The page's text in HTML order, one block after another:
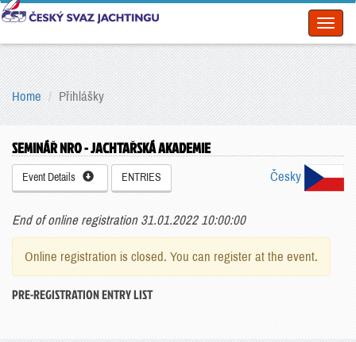
Home Přihlášky
SEMINÁŘ NRO - JACHTAŘSKÁ AKADEMIE
Event Details ENTRIES Česky
End of online registration 31.01.2022 10:00:00
Online registration is closed. You can register at the event.
PRE-REGISTRATION ENTRY LIST